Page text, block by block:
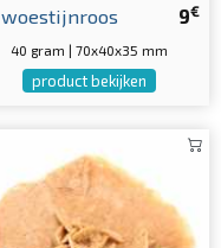
9€
woestijnroos
40 gram | 70x40x35 mm
product bekijken